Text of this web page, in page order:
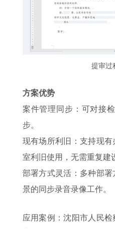
提审过
方案优势
案件管理同步：可对接
步。
现有场所利旧：支持现
室利旧使用，无需重复建
部署方式灵活：多种部
景的同步录音录像工作。
应用案例：沈阳市人民检